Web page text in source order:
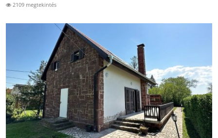
2109 megtekintés